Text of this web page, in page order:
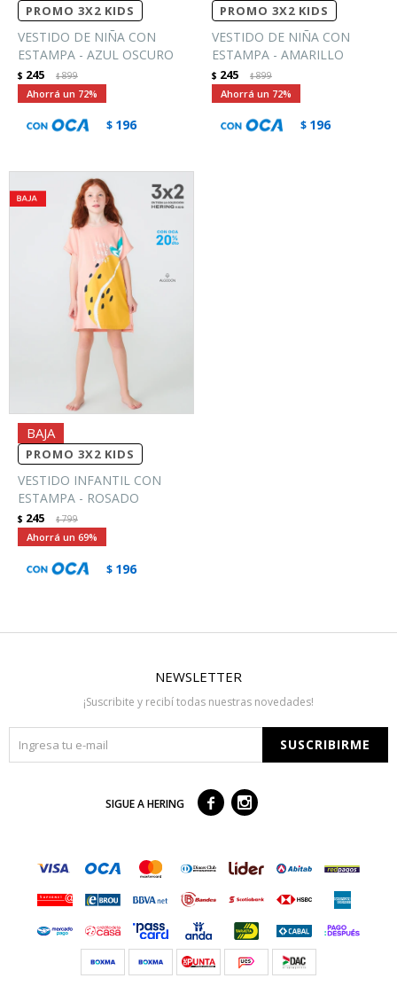
PROMO 3X2 KIDS
VESTIDO DE NIÑA CON
ESTAMPA - AZUL OSCURO
$ 245 $899
72
$ 196
PROMO 3X2 KIDS
VESTIDO DE NIÑA CON
ESTAMPA - AMARILLO
$ 245 $899
72
$ 196
PROMO 3X2 KIDS
VESTIDO INFANTIL CON
ESTAMPA - ROSADO
$ 245 $799
69
$ 196
NEWSLETTER
¡Suscribite y recibí todas nuestras novedades!
SUSCRIBIRME
SIGUE A HERING  